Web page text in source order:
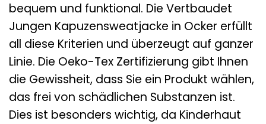
bequem und funktional. Die Vertbaudet
Jungen Kapuzensweatjacke in Ocker erfüllt
all diese Kriterien und überzeugt auf ganzer
Linie. Die Oeko-Tex Zertifizierung gibt Ihnen
die Gewissheit, dass Sie ein Produkt wählen,
das frei von schädlichen Substanzen ist.
Dies ist besonders wichtig, da Kinderhaut